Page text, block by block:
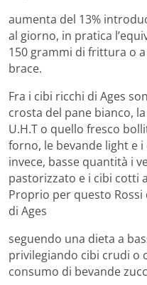
aumenta del 13%
al giorno, in pratica
150 grammi di frittura o
brace.
Fra i cibi ricchi di Ages
crosta del pane bianco,
U.H.T o quello fresco
forno, le bevande light e
invece, basse quantità i
pastorizzato e i cibi cotti
Proprio per questo
di Ages
seguendo una dieta a
privilegiando cibi crudi o
consumo di bevande